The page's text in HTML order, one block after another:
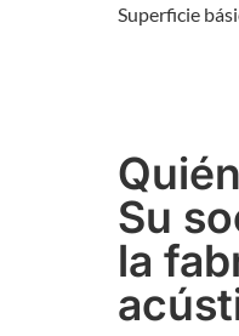
Superficie
Su
la